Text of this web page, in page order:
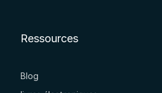
Ressources
Blog